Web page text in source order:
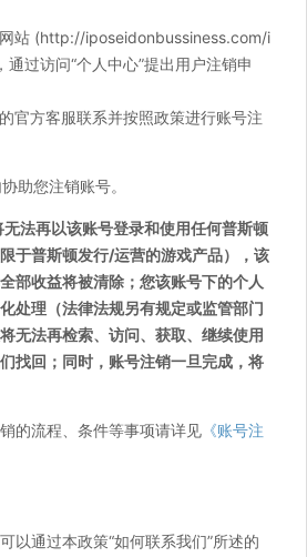
站 (http://iposeidonbussiness.com/i
过访问“个人中心”提出用户注销申
官方客服联系并按照政策进行账号注
助您注销账号。
无法再以该账号登录和使用任何普斯顿
于普斯顿发行/运营的游戏产品），该
部收益将被清除；您该账号下的个人
处理（法律法规另有规定或监管部门
无法再检索、访问、获取、继续使用
找回；同时，账号注销一旦完成，将
的流程、条件等事项请详见 《账号注
以通过本政策“如何联系我们”所述的